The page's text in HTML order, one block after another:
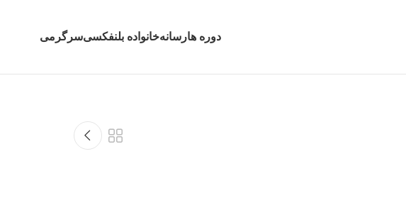
دوره هارسانهخانواده بلنفکسیسرگرمی